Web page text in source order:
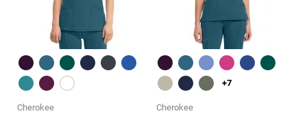
Быстрый обзор
Cherokee
Быстрый обзор
+7
Cherokee